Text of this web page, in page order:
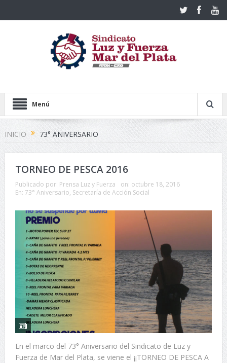
Menú
INICIO 73° ANIVERSARIO
TORNEO DE PESCA 2016
Publicado por: Prensa Luz y Fuerza on: octubre 18, 2016
En: 73° Aniversario, Secretaría de Acción Social
En el marco del 73° Aniversario del Sindicato de Luz y
Fuerza de Mar del Plata, se viene el ¡¡TORNEO DE PESCA A